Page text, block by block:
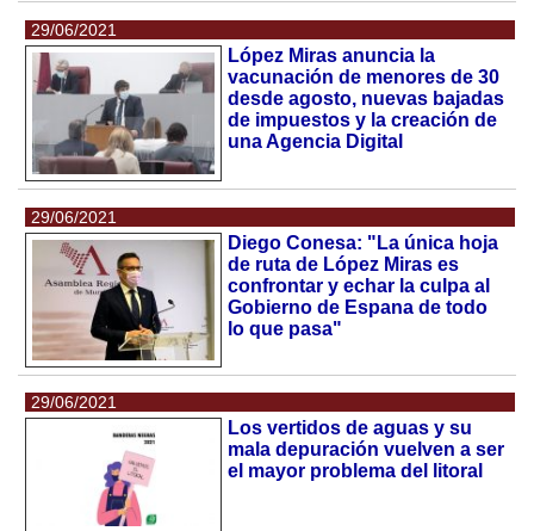
29/06/2021
López Miras anuncia la
vacunación de menores de 30
desde agosto, nuevas bajadas
de impuestos y la creación de
una Agencia Digital
29/06/2021
Diego Conesa: "La única hoja
de ruta de López Miras es
confrontar y echar la culpa al
Gobierno de Espana de todo
lo que pasa"
29/06/2021
Los vertidos de aguas y su
mala depuración vuelven a ser
el mayor problema del litoral